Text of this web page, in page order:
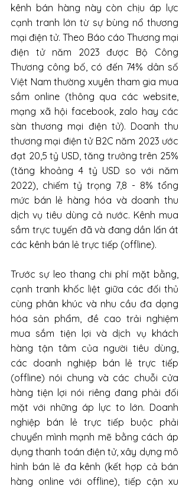
kênh bán hàng này còn chịu áp lực
cạnh tranh lớn từ sự bùng nổ thương
mại điện tử. Theo Báo cáo Thương mại
điện tử năm 2023 được Bộ Công
Thương công bố, có đến 74% dân số
Việt Nam thường xuyên tham gia mua
sắm online (thông qua các website,
mạng xã hội facebook, zalo hay các
sàn thương mại điện tử). Doanh thu
thương mại điện tử B2C năm 2023 ước
đạt 20,5 tỷ USD, tăng trưởng trên 25%
(tăng khoảng 4 tỷ USD so với năm
2022), chiếm tỷ trọng 7,8 - 8% tổng
mức bán lẻ hàng hóa và doanh thu
dịch vụ tiêu dùng cả nước. Kênh mua
sắm trực tuyến đã và đang dần lấn át
các kênh bán lẻ trực tiếp (offline).
Trước sự leo thang chi phí mặt bằng,
cạnh tranh khốc liệt giữa các đối thủ
cùng phân khúc và nhu cầu đa dạng
hóa sản phẩm, đề cao trải nghiệm
mua sắm tiện lợi và dịch vụ khách
hàng tận tâm của người tiêu dùng,
các doanh nghiệp bán lẻ trực tiếp
(offline) nói chung và các chuỗi cửa
hàng tiện lợi nói riêng đang phải đối
mặt với những áp lực to lớn. Doanh
nghiệp bán lẻ trực tiếp buộc phải
chuyển mình mạnh mẽ bằng cách áp
dụng thanh toán điện tử, xây dựng mô
hình bán lẻ đa kênh (kết hợp cả bán
hàng online với offline), tiếp cận xu